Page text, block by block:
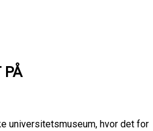
PÅ
universitetsmuseum, hvor det for